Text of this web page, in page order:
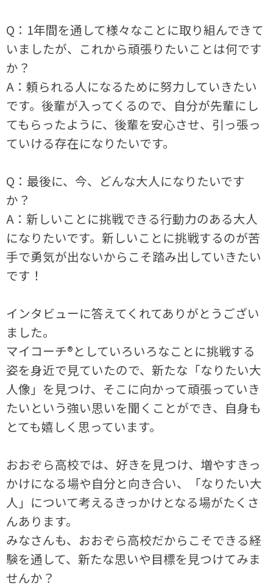
Q：1年間を通して様々なことに取り組んできて
いましたが、これから頑張りたいことは何です
か？
A：頼られる人になるために努力していきたい
です。後輩が入ってくるので、自分が先輩にし
てもらったように、後輩を安心させ、引っ張っ
ていける存在になりたいです。
Q：最後に、今、どんな大人になりたいです
か？
A：新しいことに挑戦できる行動力のある大人
になりたいです。新しいことに挑戦するのが苦
手で勇気が出ないからこそ踏み出していきたい
です！
インタビューに答えてくれてありがとうござい
ました。
マイコーチ®としていろいろなことに挑戦する
姿を身近で見ていたので、新たな「なりたい大
人像」を見つけ、そこに向かって頑張っていき
たいという強い思いを聞くことができ、自身も
とても嬉しく思っています。
おおぞら高校では、好きを見つけ、増やすきっ
かけになる場や自分と向き合い、「なりたい大
人」について考えるきっかけとなる場がたくさ
んあります。
みなさんも、おおぞら高校だからこそできる経
験を通して、新たな思いや目標を見つけてみま
せんか？